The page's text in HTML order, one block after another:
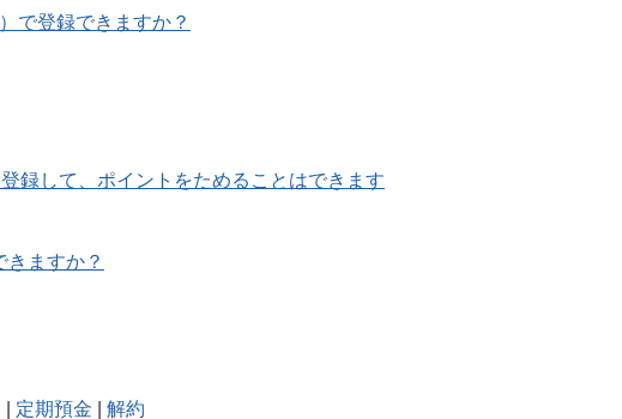
で登録できますか？
録して、ポイントをためることはできます
ますか？
定期預金 解約